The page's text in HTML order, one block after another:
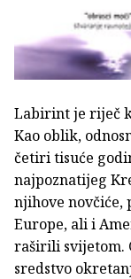
Labirint je riječ
Kao oblik,
četiri tisuće
najpoznatijeg
njihove novčiće,
Europe, ali i
raširili svijetom.
sredstvo